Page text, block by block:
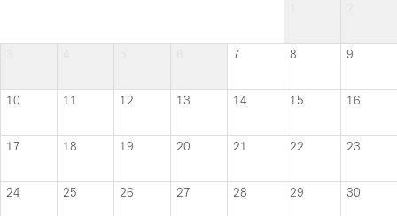
7 8 9
10 11 12 13 14 15 16
17 18 19 20 21 22 23
24 25 26 27 28 29 30